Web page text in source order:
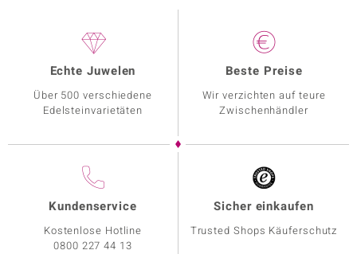
Echte Juwelen
Über 500 verschiedene
Edelsteinvarietäten
Beste Preise
Wir verzichten auf teure
Zwischenhändler
Kundenservice
Kostenlose Hotline
0800 227 44 13
Sicher einkaufen
Trusted Shops Käuferschutz